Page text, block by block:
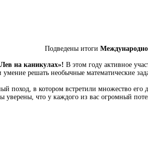
Подведены итоги
на каникулах»! В этом году активное
решать необычные математические
поход, в котором встретили множество
что у каждого из вас огромный